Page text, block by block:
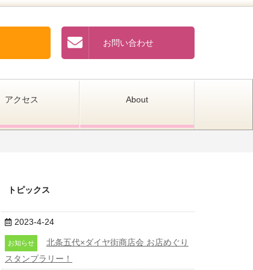
お問い合わせ
アクセス About
トピックス
2023-4-24
お知らせ
北条五代×ダイヤ街商店会 お店めぐり
スタンプラリー！